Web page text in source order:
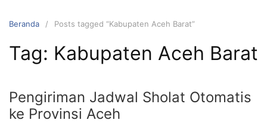
Beranda Posts tagged “Kabupaten Aceh Barat”
Tag: Kabupaten Aceh Barat
Pengiriman Jadwal Sholat Otomatis
ke Provinsi Aceh